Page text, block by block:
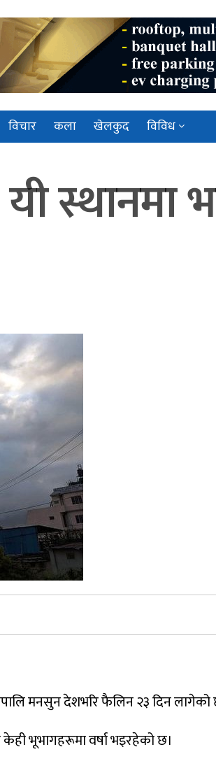
विचार कला खेलकुद विविध
स्थानमा
मनसुन देशभरि फैलिन २३ दिन लागेको
भूभागहरूमा वर्षा भइरहेको छ।